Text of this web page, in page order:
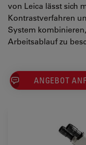
von Leica lässt sich
Kontrastverfahren
System
Arbeitsablauf zu
ANGEBOT